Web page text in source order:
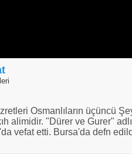
Osmanlıların üçüncü
alimidir. "Dürer ve Gurer"
vefat etti. Bursa'da defn